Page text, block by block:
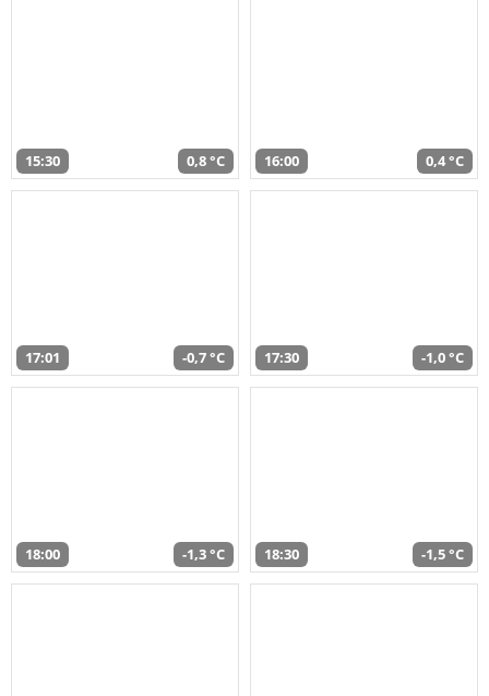
15:30 0,8 °C 16:00 0,4 °C
17:01 -0,7 °C 17:30 -1,0 °C
18:00 -1,3 °C 18:30 -1,5 °C